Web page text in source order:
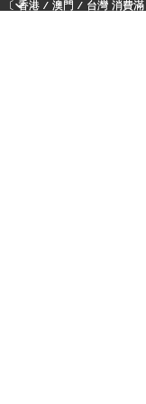
〔 香港 / 澳門 / 台灣 消費
〔 香港 / 澳門 / 台灣 消費